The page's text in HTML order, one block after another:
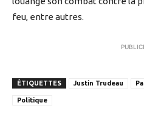
feu, entre autres.
ÉTIQUETTES Justin Trudeau
Politique